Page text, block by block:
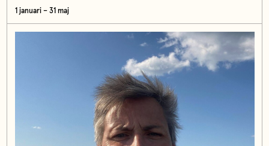
1 januari – 31 maj